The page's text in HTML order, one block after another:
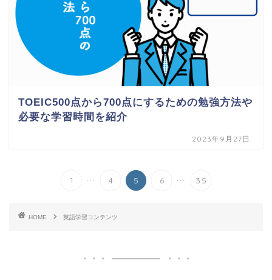
TOEIC500点から700点にするための勉強方法や
必要な学習時間を紹介
2023年9月27日
1 ... 4 5 6 ... 35
HOME 英語学習コンテンツ